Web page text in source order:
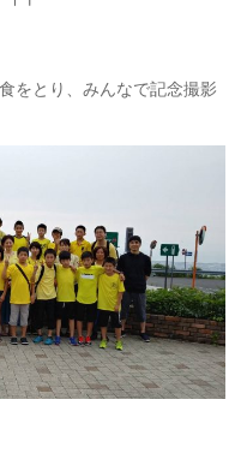
をとり、みんなで記念撮影